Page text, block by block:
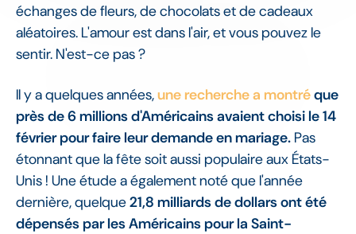
échanges de fleurs, de chocolats et de cadeaux
aléatoires. L'amour est dans l'air, et vous pouvez le
sentir. N'est-ce pas ?
Il y a quelques années,une recherche a montréque
près de 6 millions d'Américains avaient choisi le 14
février pour faire leur demande en mariage. Pas
étonnant que la fête soit aussi populaire aux États-
Unis ! Une étude a également noté que l'année
dernière, quelque21,8 milliards de dollars ont été
dépensés par les Américains pour la Saint-